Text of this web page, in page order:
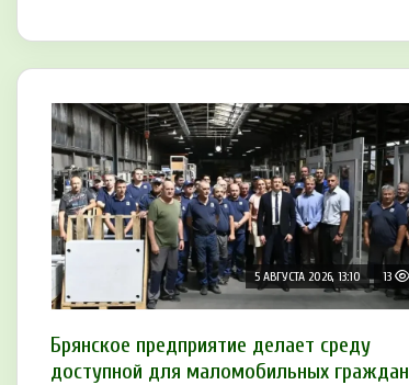
5 АВГУСТА 2026, 13:10 13
Брянское предприятие делает среду
доступной для маломобильных граждан